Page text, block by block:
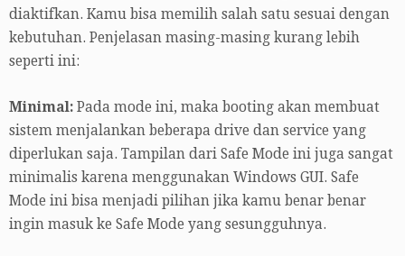
diaktifkan. Kamu bisa memilih salah satu sesuai dengan
kebutuhan. Penjelasan masing-masing kurang lebih
seperti ini:
Minimal: Pada mode ini, maka booting akan membuat
sistem menjalankan beberapa drive dan service yang
diperlukan saja. Tampilan dari Safe Mode ini juga sangat
minimalis karena menggunakan Windows GUI. Safe
Mode ini bisa menjadi pilihan jika kamu benar benar
ingin masuk ke Safe Mode yang sesungguhnya.